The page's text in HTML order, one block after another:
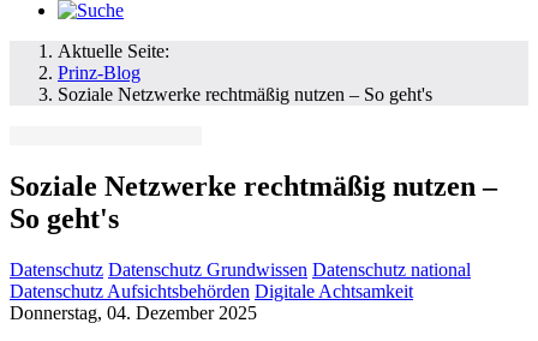
Aktuelle Seite:
Prinz-Blog
Soziale Netzwerke rechtmäßig nutzen – So geht's
Soziale Netzwerke rechtmäßig nutzen –
So geht's
Datenschutz Datenschutz Grundwissen Datenschutz national
Datenschutz Aufsichtsbehörden Digitale Achtsamkeit
Donnerstag, 04. Dezember 2025